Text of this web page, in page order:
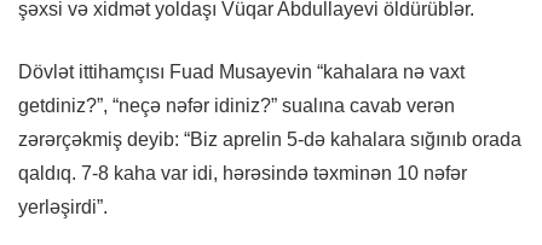
şəxsi və xidmət yoldaşı Vüqar Abdullayevi öldürüblər.
Dövlət ittihamçısı Fuad Musayevin “kahalara nə vaxt
getdiniz?”, “neçə nəfər idiniz?” sualına cavab verən
zərərçəkmiş deyib: “Biz aprelin 5-də kahalara sığınıb orada
qaldıq. 7-8 kaha var idi, hərəsində təxminən 10 nəfər
yerləşirdi”.